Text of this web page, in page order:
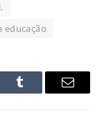
educação
Tumblr Email